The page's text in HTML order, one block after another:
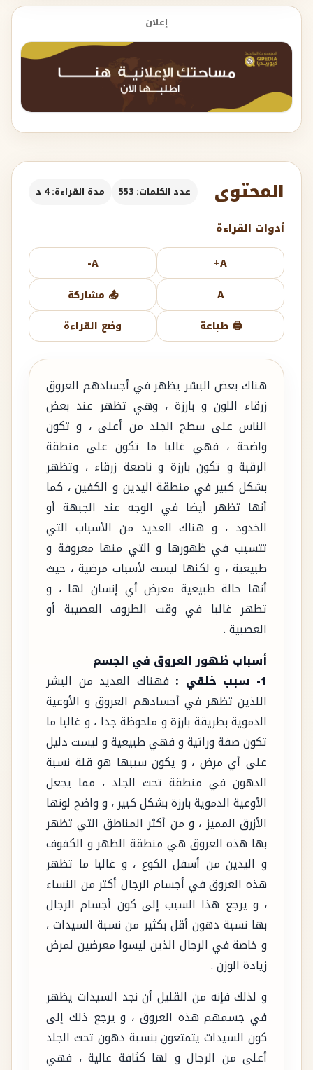
إعلان
المحتوى عدد الكلمات: 553 مدة القراءة: 4 د
أدوات القراءة
A+
A-
A
📤 مشاركة
🖨️ طباعة
وضع القراءة
هناك بعض البشر يظهر في أجسادهم العروق
زرقاء اللون و بارزة ، وهي تظهر عند بعض
الناس على سطح الجلد من أعلى ، و تكون
واضحة ، فهي غالبا ما تكون على منطقة
الرقبة و تكون بارزة و ناصعة زرقاء ، وتظهر
بشكل كبير في منطقة اليدين و الكفين ، كما
أنها تظهر أيضا في الوجه عند الجبهة أو
الخدود ، و هناك العديد من الأسباب التي
تتسبب في ظهورها و التي منها معروفة و
طبيعية ، و لكنها ليست لأسباب مرضية ، حيث
أنها حالة طبيعية معرض أي إنسان لها ، و
تظهر غالبا في وقت الظروف العصيبة أو
العصبية .
أسباب ظهور العروق في الجسم
1- سبب خلقي :
فهناك العديد من البشر
اللذين تظهر في أجسادهم العروق و الأوعية
الدموية بطريقة بارزة و ملحوظة جدا ، و غالبا ما
تكون صفة وراثية و فهي طبيعية و ليست دليل
على أي مرض ، و يكون سببها هو قلة نسبة
الدهون في منطقة تحت الجلد ، مما يجعل
الأوعية الدموية بارزة بشكل كبير ، و واضح لونها
الأزرق المميز ، و من أكثر المناطق التي تظهر
بها هذه العروق هي منطقة الظهر و الكفوف
و اليدين من أسفل الكوع ، و غالبا ما تظهر
هذه العروق في أجسام الرجال أكتر من النساء
، و يرجع هذا السبب إلى كون أجسام الرجال
بها نسبة دهون أقل بكثير من نسبة السيدات ،
و خاصة في الرجال الذين ليسوا معرضين لمرض
زيادة الوزن .
و لذلك فإنه من القليل أن نجد السيدات يظهر
في جسمهم هذه العروق ، و يرجع ذلك إلى
كون السيدات يتمتعون بنسبة دهون تحت الجلد
أعلى من الرجال و لها كثافة عالية ، فهي